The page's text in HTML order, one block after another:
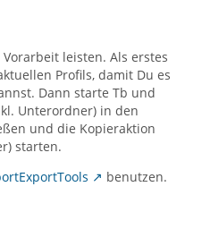
leisten. Als erstes
Profils, damit Du es
Dann starte Tb und
Unterordner) in den
und die Kopieraktion
starten.
benutzen.